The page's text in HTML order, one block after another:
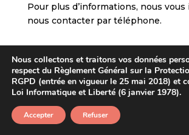
Pour plus d’informations, nous vous
nous contacter par téléphone.
Nous collectons et traitons vos données
respect du Règlement Général sur la
RGPD (entrée en vigueur le 25 mai 2018) et
Loi Informatique et Liberté (6 janvier 1978).
Accepter Refuser